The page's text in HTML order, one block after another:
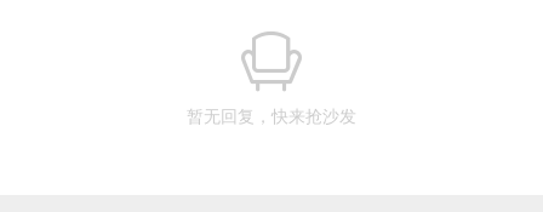
暂无回复，快来抢沙发